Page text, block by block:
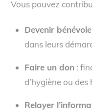
Vous pouvez
Devenir bénévole
dans leurs
Faire un don :
d’hygiène ou des
Relayer